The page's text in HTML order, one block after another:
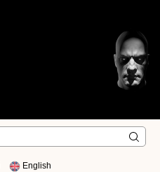
English